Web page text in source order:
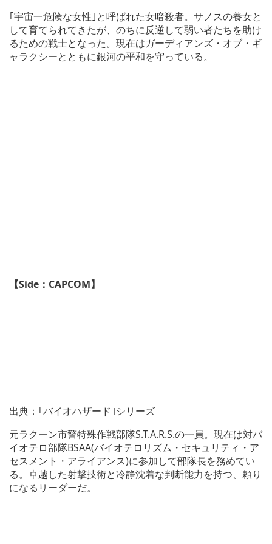
｢宇宙一危険な女性｣と呼ばれた女暗殺者。サノスの養女と
して育てられてきたが、のちに反逆して弱い者たちを助け
るための戦士となった。現在はガーディアンズ・オブ・ギ
ャラクシーとともに銀河の平和を守っている。
【Side：CAPCOM】
出典：｢バイオハザード｣シリーズ
元ラクーン市警特殊作戦部隊S.T.A.R.S.の一員。現在は対バ
イオテロ部隊BSAA(バイオテロリズム・セキュリティ・ア
セスメント・アライアンス)に参加して部隊長を務めてい
る。卓越した射撃技術と冷静沈着な判断能力を持つ、頼り
になるリーダーだ。